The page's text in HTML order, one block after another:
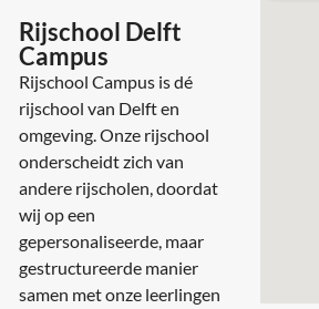
Rijschool Delft
Campus
Rijschool Campus is dé
rijschool van Delft en
omgeving. Onze rijschool
onderscheidt zich van
andere rijscholen, doordat
wij op een
gepersonaliseerde, maar
gestructureerde manier
samen met onze leerlingen